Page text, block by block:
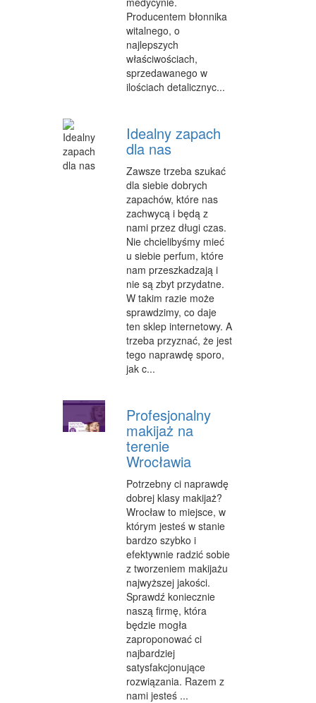
INFORMATYCZNE
RESTAURACJE, CATERING
FOTOGRAFIA
ADWOKACI, PORADY PRAWNE
WETERYNARYJNE, HODOWLA ZWIERZĄT
SPRZĄTANIE, PORZĄDKOWANIE
SERWIS
OPIEKA
INNE USŁUGI
ZWIEDZANIE
HOTELE I NOCLEGI
PODRÓŻE
WYPOCZYNEK
URODA
KOSMETYKI
LECZENIE
SPRZĘT MEDYCZNY
SOFTWARE
OPROGRAMOWANIE
STRONY INTERNETOWE
KONTAKT
Producentem błonnika
witalnego, o
najlepszych
właściwościach,
sprzedawanego w
ilościach detalicznyc...
Idealny zapach
dla nas
Zawsze trzeba szukać
dla siebie dobrych
zapachów, które nas
zachwycą i będą z
nami przez długi czas.
Nie chcielibyśmy mieć
u siebie perfum, które
nam przeszkadzają i
nie są zbyt przydatne.
W takim razie może
sprawdzimy, co daje
ten sklep internetowy. A
trzeba przyznać, że jest
tego naprawdę sporo,
jak c...
Profesjonalny
makijaż na
terenie
Wrocławia
Potrzebny ci naprawdę
dobrej klasy makijaż?
Wrocław to miejsce, w
którym jesteś w stanie
bardzo szybko i
efektywnie radzić sobie
z tworzeniem makijażu
najwyższej jakości.
Sprawdź koniecznie
naszą firmę, która
będzie mogła
zaproponować ci
najbardziej
satysfakcjonujące
rozwiązania. Razem z
nami jesteś ...